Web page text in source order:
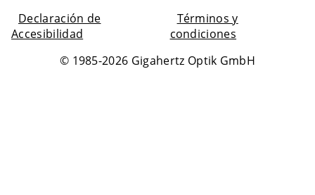
Declaración de
Accesibilidad
Términos y
condiciones
© 1985-2026 Gigahertz Optik GmbH